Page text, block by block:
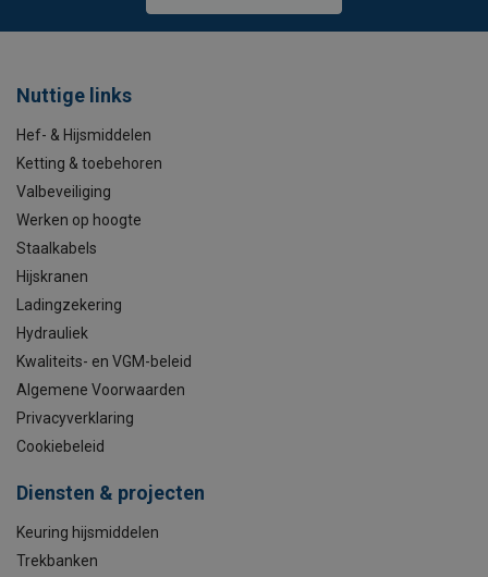
Nuttige links
Hef- & Hijsmiddelen
Ketting & toebehoren
Valbeveiliging
Werken op hoogte
Staalkabels
Hijskranen
Ladingzekering
Hydrauliek
Kwaliteits- en VGM-beleid
Algemene Voorwaarden
Privacyverklaring
Cookiebeleid
Diensten & projecten
Keuring hijsmiddelen
Trekbanken